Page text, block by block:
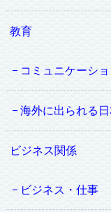
教育
コミュニケーシ
海外に出られる日
ビジネス関係
ビジネス・仕事